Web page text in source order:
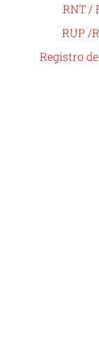
RNT /
RUP /
Registro